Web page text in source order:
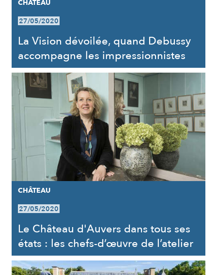
CHÂTEAU
27/05/2020
La Vision dévoilée, quand Debussy
accompagne les impressionnistes
CHÂTEAU
27/05/2020
Le Château d'Auvers dans tous ses
états : les chefs-d’œuvre de l’atelier